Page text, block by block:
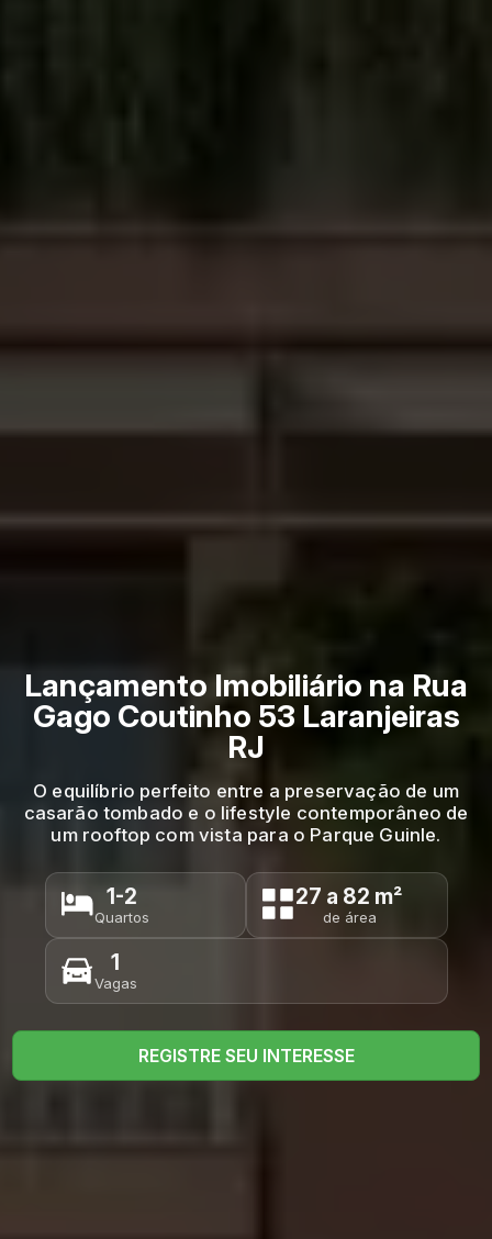
Lançamento Imobiliário na Rua
Gago Coutinho 53 Laranjeiras
RJ
O equilíbrio perfeito entre a preservação de um
casarão tombado e o lifestyle contemporâneo de
um rooftop com vista para o Parque Guinle.
1-2
Quartos
27 a 82 m²
de área
1
Vagas
REGISTRE SEU INTERESSE